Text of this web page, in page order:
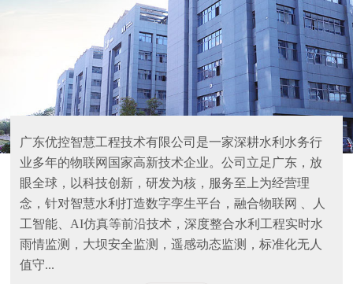
广东优控智慧工程技术有限公司是一家深耕水利水务行
业多年的物联网国家高新技术企业。公司立足广东，放
眼全球，以科技创新，研发为核，服务至上为经营理
念，针对智慧水利打造数字孪生平台，融合物联网 、人
工智能、AI仿真等前沿技术，深度整合水利工程实时水
雨情监测，大坝安全监测，遥感动态监测，标准化无人
值守...